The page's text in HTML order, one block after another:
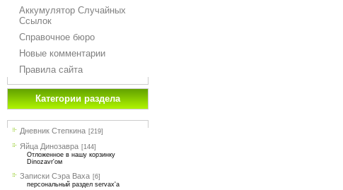
Аккумулятор Случайных
Ссылок
Справочное бюро
Новые комментарии
Правила сайта
Категории раздела
Дневник Степкина [219]
Яйца Динозавра [144]
Отложенное в нашу корзинку
Dinozavr'ом
Записки Сэра Ваха [6]
персональный раздел servax'а